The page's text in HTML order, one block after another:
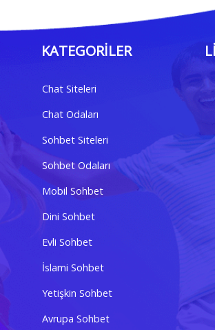
KATEGORILER
Chat Siteleri
Chat Odaları
Sohbet Siteleri
Sohbet Odaları
Mobil Sohbet
Dini Sohbet
Evli Sohbet
İslami Sohbet
Yetişkin Sohbet
Avrupa Sohbet